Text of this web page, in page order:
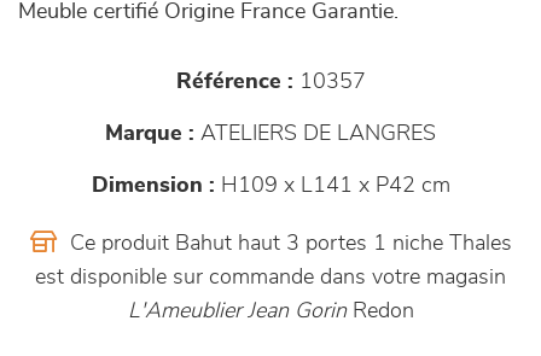
Meuble certifié Origine France Garantie.
Référence : 10357
Marque : ATELIERS DE LANGRES
Dimension : H109 x L141 x P42 cm
Ce produit Bahut haut 3 portes 1 niche Thales
est disponible sur commande dans votre magasin
L'Ameublier Jean GorinRedon